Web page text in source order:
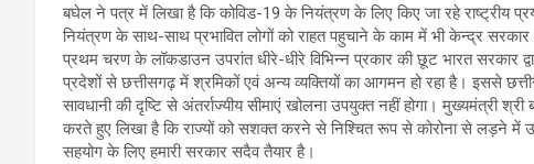
बघेल ने पत्र में लिखा है कि कोविड-19 के नियंत्रण के लिए किए जा रहे राष्ट्रीय
नियंत्रण के साथ-साथ प्रभावित लोगों को राहत पहुचाने के काम में भी केन्द्र
प्रथम चरण के लॉकडाउन उपरांत धीरे-धीरे विभिन्न प्रकार की छूट भारत सरकार
प्रदेशों से छत्तीसगढ़ में श्रमिकों एवं अन्य व्यक्तियों का आगमन हो रहा है।
सावधानी की दृष्टि से अंतर्राज्यीय सीमाएं खोलना उपयुक्त नहीं होगा। मुख्यमंत्री
करते हुए लिखा है कि राज्यों को सशक्त करने से निश्चित रूप से कोरोना से लड़ने में
सहयोग के लिए हमारी सरकार सदैव तैयार है।